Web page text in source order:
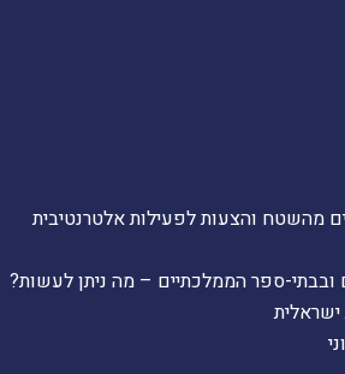
מהשטח והצעות לפעילות אלטרנטיבית
ובבתי-ספר הממלכתיים – מה ניתן לעשות?
ישראלית